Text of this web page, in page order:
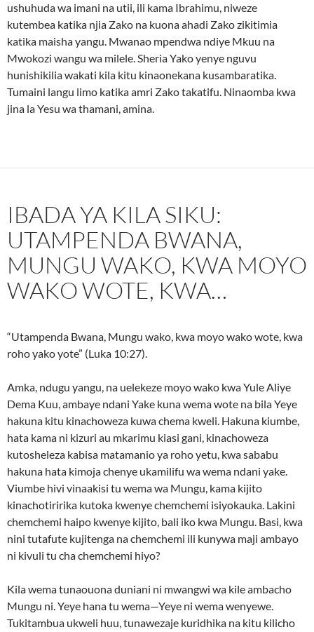
ushuhuda wa imani na utii, ili kama Ibrahimu, niweze
kutembea katika njia Zako na kuona ahadi Zako zikitimia
katika maisha yangu. Mwanao mpendwa ndiye Mkuu na
Mwokozi wangu wa milele. Sheria Yako yenye nguvu
hunishikilia wakati kila kitu kinaonekana kusambaratika.
Tumaini langu limo katika amri Zako takatifu. Ninaomba kwa
jina la Yesu wa thamani, amina.
IBADA YA KILA SIKU:
UTAMPENDA BWANA,
MUNGU WAKO, KWA MOYO
WAKO WOTE, KWA…
“Utampenda Bwana, Mungu wako, kwa moyo wako wote, kwa
roho yako yote” (Luka 10:27).
Amka, ndugu yangu, na uelekeze moyo wako kwa Yule Aliye
Dema Kuu, ambaye ndani Yake kuna wema wote na bila Yeye
hakuna kitu kinachoweza kuwa chema kweli. Hakuna kiumbe,
hata kama ni kizuri au mkarimu kiasi gani, kinachoweza
kutosheleza kabisa matamanio ya roho yetu, kwa sababu
hakuna hata kimoja chenye ukamilifu wa wema ndani yake.
Viumbe hivi vinaakisi tu wema wa Mungu, kama kijito
kinachotiririka kutoka kwenye chemchemi isiyokauka. Lakini
chemchemi haipo kwenye kijito, bali iko kwa Mungu. Basi, kwa
nini tutafute kujitenga na chemchemi ili kunywa maji ambayo
ni kivuli tu cha chemchemi hiyo?
Kila wema tunaouona duniani ni mwangwi wa kile ambacho
Mungu ni. Yeye hana tu wema—Yeye ni wema wenyewe.
Tukitambua ukweli huu, tunawezaje kuridhika na kitu kilicho